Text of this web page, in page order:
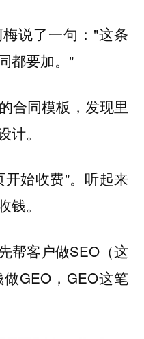
说了一句："这条
都要加。"
合同模板，发现里
。
始收费"。听起来
。
帮客户做SEO（这
GEO，GEO这笔